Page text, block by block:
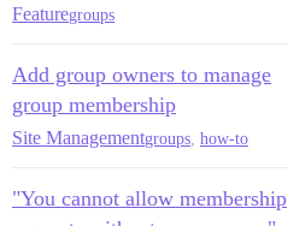
Featuregroups
Add group owners to manage
group membership
Site Managementgroups how-to
"You cannot allow membership